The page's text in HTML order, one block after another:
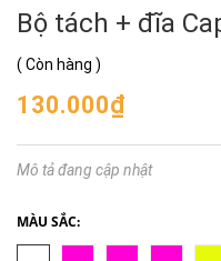
Bộ tách + đĩa
( Còn hàng )
130.000₫
Mô tả đang cập nhật
MÀU SẮC: